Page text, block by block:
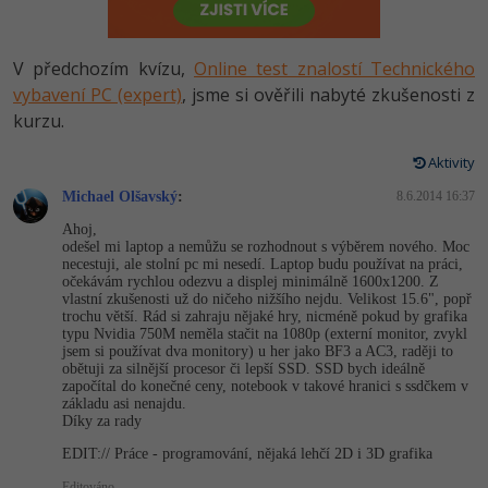
HTML5, CSS3, Bootstrap, SEO
SQL a databáze
UML a návrhové vzory
React
Spring
ASP.NET MVC
Django
Best practices
PHP
JavaScript
HTML / CSS
UML a návrhové vzory
MySQL/MariaDB
MS-SQL
SQLite
Vývojář mobilních aplikací
Specialista na AI a bigdata
Systémový administrátor
Grafik / UX/UI návrhář
3D grafik
Projektový manažer
-80%
JavaScript -80%
Kotlin -80%
C -80%
VB.NET
SQL
Návrh SW
Digitální gramotnost
Marketing -30%
Business
Kryptoměny -25%
Copywriting -30%
MS Office
Photoshop -80%
Adobe Illustrator -80%
Adobe After Effects
Blender -80%
Inkscape
V předchozím kvízu, Online test znalostí Technického
vybavení PC (expert), jsme si ověřili nabyté zkušenosti z
kurzu.
Aktivity
Michael Olšavský: 8.6.2014 16:37
Ahoj,
odešel mi laptop a nemůžu se rozhodnout s výběrem nového. Moc
necestuji, ale stolní pc mi nesedí. Laptop budu používat na práci,
očekávám rychlou odezvu a displej minimálně 1600x1200. Z
vlastní zkušenosti už do ničeho nižšího nejdu. Velikost 15.6", popř
trochu větší. Rád si zahraju nějaké hry, nicméně pokud by grafika
typu Nvidia 750M neměla stačit na 1080p (externí monitor, zvykl
jsem si používat dva monitory) u her jako BF3 a AC3, raději to
obětuji za silnější procesor či lepší SSD. SSD bych ideálně
započítal do konečné ceny, notebook v takové hranici s ssdčkem v
základu asi nenajdu.
Díky za rady
EDIT:// Práce - programování, nějaká lehčí 2D i 3D grafika